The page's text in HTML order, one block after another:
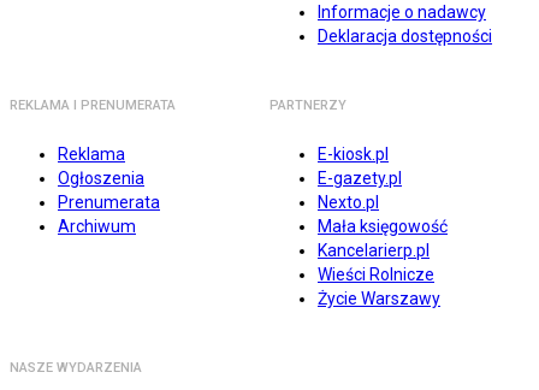
Informacje o nadawcy
Deklaracja dostępności
REKLAMA I PRENUMERATA
Reklama
Ogłoszenia
Prenumerata
Archiwum
PARTNERZY
E-kiosk.pl
E-gazety.pl
Nexto.pl
Mała księgowość
Kancelarierp.pl
Wieści Rolnicze
Życie Warszawy
NASZE WYDARZENIA